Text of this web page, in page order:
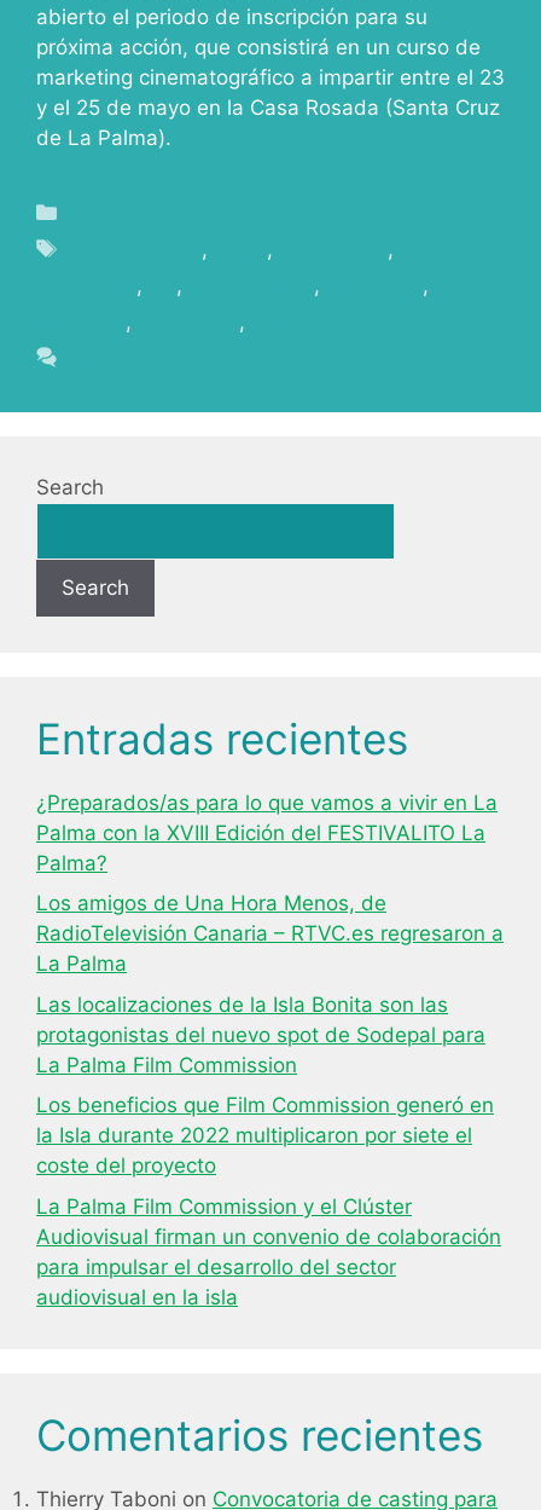
abierto el periodo de inscripción para su
próxima acción, que consistirá en un curso de
marketing cinematográfico a impartir entre el 23
y el 25 de mayo en la Casa Rosada (Santa Cruz
de La Palma).
, ,
,
, , ,
,
, ,
Search
Search
Entradas recientes
¿Preparados/as para lo que vamos a vivir en La
Palma con la XVIII Edición del FESTIVALITO La
Palma?
Los amigos de Una Hora Menos, de
RadioTelevisión Canaria – RTVC.es regresaron a
La Palma
Las localizaciones de la Isla Bonita son las
protagonistas del nuevo spot de Sodepal para
La Palma Film Commission
Los beneficios que Film Commission generó en
la Isla durante 2022 multiplicaron por siete el
coste del proyecto
La Palma Film Commission y el Clúster
Audiovisual firman un convenio de colaboración
para impulsar el desarrollo del sector
audiovisual en la isla
Comentarios recientes
Thierry Taboni on Convocatoria de casting para